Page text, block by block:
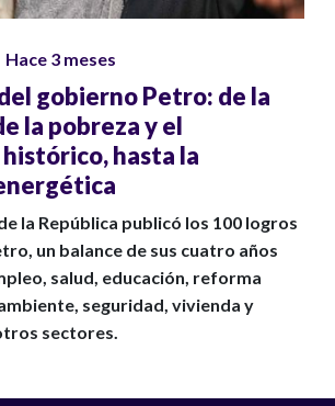
Hace 3 meses
gobierno Petro: de la
la pobreza y el
hasta la
la República publicó los 100 logros
un balance de sus cuatro años
salud, educación, reforma
seguridad, vivienda y
sectores.